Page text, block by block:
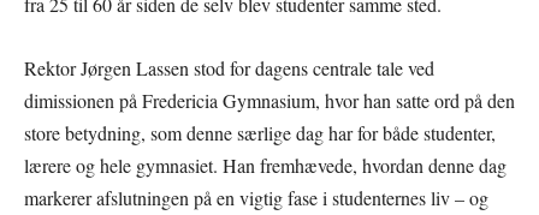
Rektor Jørgen Lassen stod for dagens centrale tale ved
dimissionen på Fredericia Gymnasium, hvor han satte ord på den
store betydning, som denne særlige dag har for både studenter,
lærere og hele gymnasiet. Han fremhævede, hvordan denne dag
markerer afslutningen på en vigtig fase i studenternes liv – og